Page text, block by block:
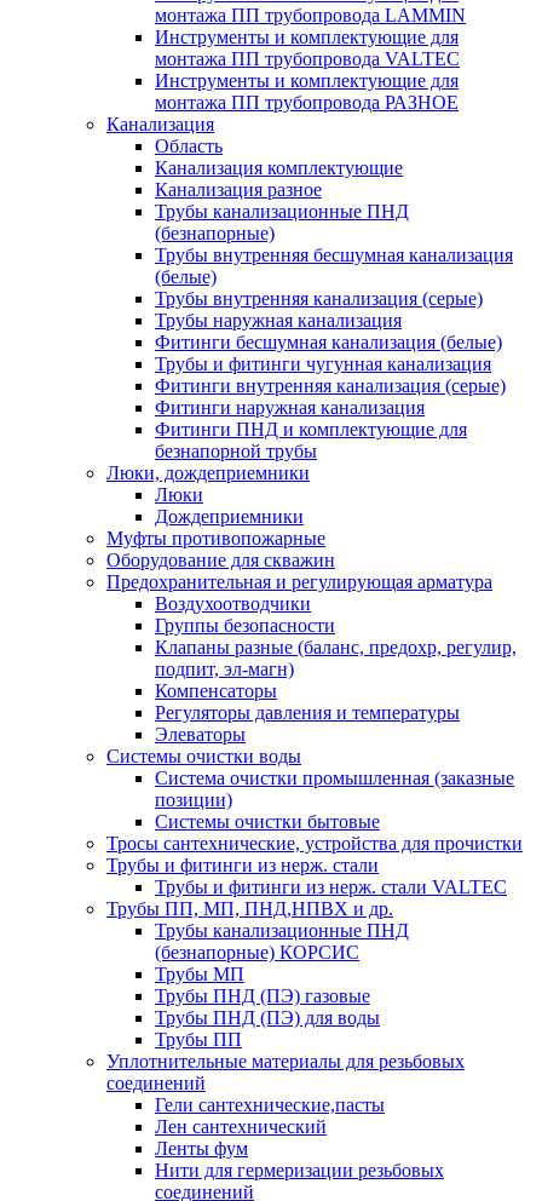
монтажа ПП трубопровода LAMMIN
Инструменты и комплектующие для
монтажа ПП трубопровода VALTEC
Инструменты и комплектующие для
монтажа ПП трубопровода РАЗНОЕ
Канализация
Область
Канализация комплектующие
Канализация разное
Трубы канализационные ПНД
(безнапорные)
Трубы внутренняя бесшумная канализация
(белые)
Трубы внутренняя канализация (серые)
Трубы наружная канализация
Фитинги бесшумная канализация (белые)
Трубы и фитинги чугунная канализация
Фитинги внутренняя канализация (серые)
Фитинги наружная канализация
Фитинги ПНД и комплектующие для
безнапорной трубы
Люки, дождеприемники
Люки
Дождеприемники
Муфты противопожарные
Оборудование для скважин
Предохранительная и регулирующая арматура
Воздухоотводчики
Группы безопасности
Клапаны разные (баланс, предохр, регулир,
подпит, эл-магн)
Компенсаторы
Регуляторы давления и температуры
Элеваторы
Системы очистки воды
Система очистки промышленная (заказные
позиции)
Системы очистки бытовые
Тросы сантехнические, устройства для прочистки
Трубы и фитинги из нерж. стали
Трубы и фитинги из нерж. стали VALTEC
Трубы ПП, МП, ПНД,НПВХ и др.
Трубы канализационные ПНД
(безнапорные) КОРСИС
Трубы МП
Трубы ПНД (ПЭ) газовые
Трубы ПНД (ПЭ) для воды
Трубы ПП
Уплотнительные материалы для резьбовых
соединений
Гели сантехнические,пасты
Лен сантехнический
Ленты фум
Нити для гермеризации резьбовых
соединений